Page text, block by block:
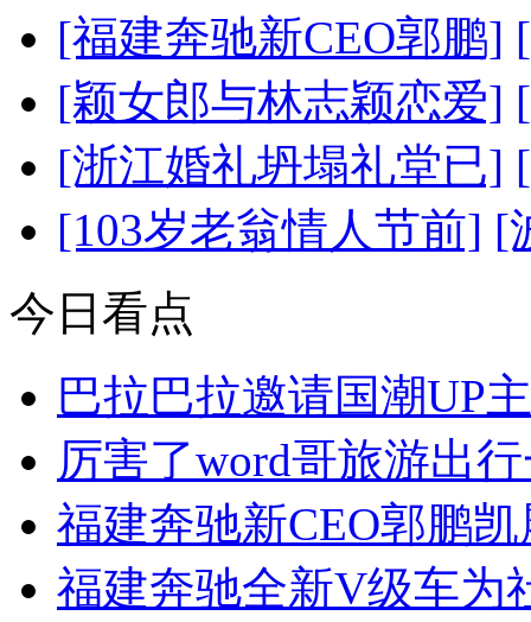
[福建奔驰新CEO郭鹏]
[颖女郎与林志颖恋爱]
[浙江婚礼坍塌礼堂已]
[103岁老翁情人节前] [
今日看点
巴拉巴拉邀请国潮UP
厉害了word哥旅游出
福建奔驰新CEO郭鹏
福建奔驰全新V级车为